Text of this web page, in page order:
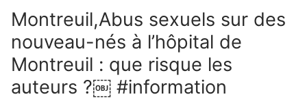
Montreuil,Abus sexuels sur des
nouveau-nés à l’hôpital de
Montreuil : que risque les
auteurs ?￼ #information